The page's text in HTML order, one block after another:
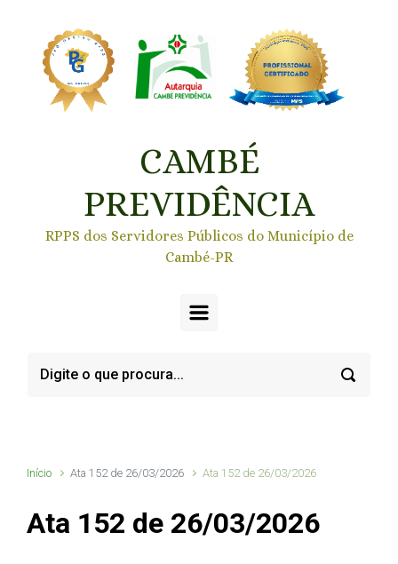
CAMBÉ
PREVIDÊNCIA
RPPS dos Servidores Públicos do Município de
Cambé-PR
Início Ata 152 de 26/03/2026 Ata 152 de 26/03/2026
Ata 152 de 26/03/2026